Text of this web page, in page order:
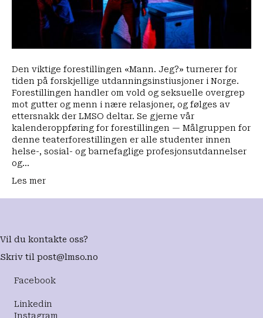
forståelsen
og
avdekkingen
og
overgrep
mot
menn
Den viktige forestillingen «Mann. Jeg?» turnerer for
tiden på forskjellige utdanningsinstiusjoner i Norge.
Forestillingen handler om vold og seksuelle overgrep
mot gutter og menn i nære relasjoner, og følges av
ettersnakk der LMSO deltar. Se gjerne vår
kalenderoppføring for forestillingen — Målgruppen for
denne teaterforestillingen er alle studenter innen
helse-, sosial- og barnefaglige profesjonsutdannelser
og…
Les mer
Vil du kontakte oss?
Skriv til post@lmso.no
Facebook
Linkedin
Instagram